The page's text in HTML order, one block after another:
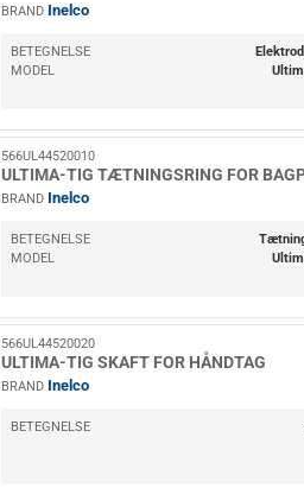
BRAND Inelco
BETEGNELSE
MODEL
566UL44520010
ULTIMA-TIG TÆTNINGSRING FOR
BRAND Inelco
BETEGNELSE
MODEL
566UL44520020
ULTIMA-TIG SKAFT FOR HÅNDTAG
BRAND Inelco
BETEGNELSE